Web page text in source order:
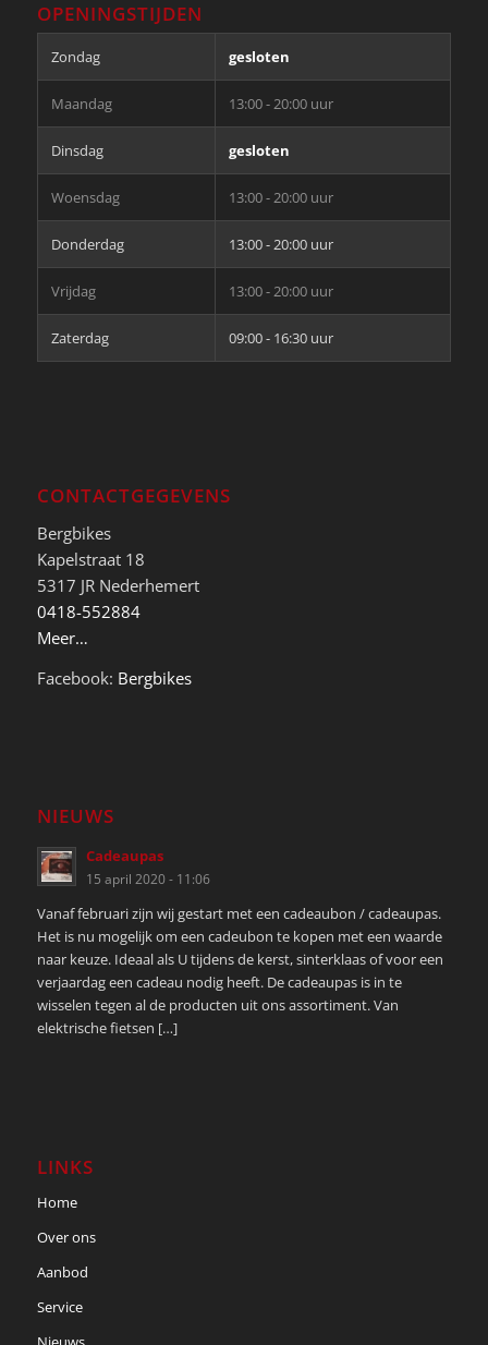
OPENINGSTIJDEN
Zondag gesloten
Maandag 13:00 - 20:00 uur
Dinsdag gesloten
Woensdag 13:00 - 20:00 uur
Donderdag 13:00 - 20:00 uur
Vrijdag 13:00 - 20:00 uur
Zaterdag 09:00 - 16:30 uur
CONTACTGEGEVENS
Bergbikes
Kapelstraat 18
5317 JR Nederhemert
0418-552884
Meer…
Facebook: Bergbikes
NIEUWS
Cadeaupas
15 april 2020 - 11:06
Vanaf februari zijn wij gestart met een cadeaubon / cadeaupas.
Het is nu mogelijk om een cadeubon te kopen met een waarde
naar keuze. Ideaal als U tijdens de kerst, sinterklaas of voor een
verjaardag een cadeau nodig heeft. De cadeaupas is in te
wisselen tegen al de producten uit ons assortiment. Van
elektrische fietsen […]
LINKS
Home
Over ons
Aanbod
Service